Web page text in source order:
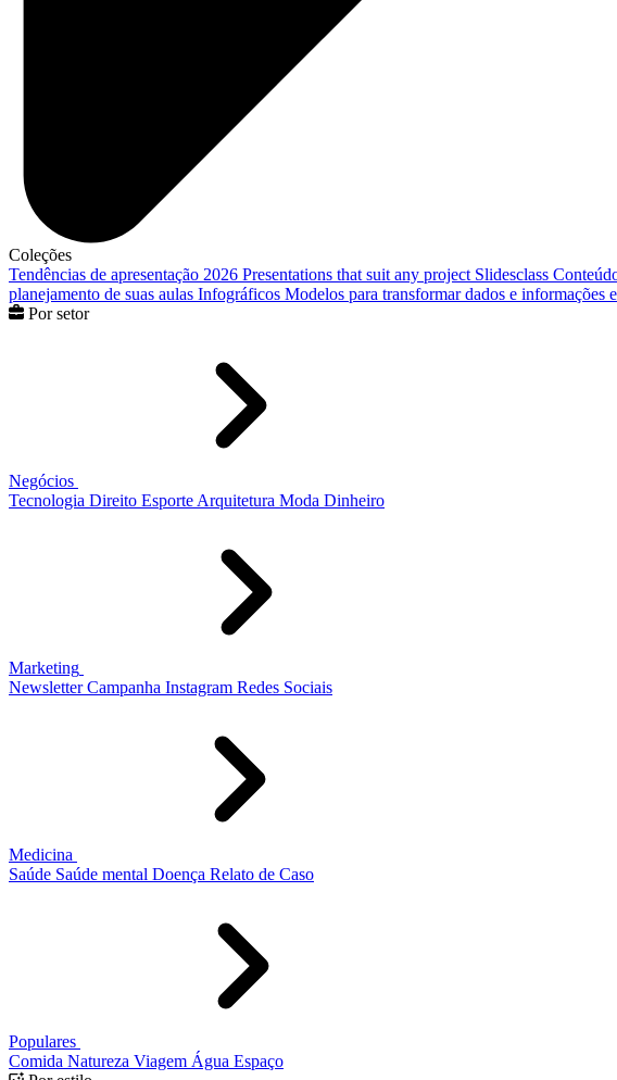
Coleções
Tendências de apresentação 2026 Presentations that suit any project Slidesclass
planejamento de suas aulas Infográficos Modelos para transformar dados e informações
Por setor
Negócios
Tecnologia Direito Esporte Arquitetura Moda Dinheiro
Marketing
Newsletter Campanha Instagram Redes Sociais
Medicina
Saúde Saúde mental Doença Relato de Caso
Populares
Comida Natureza Viagem Água Espaço